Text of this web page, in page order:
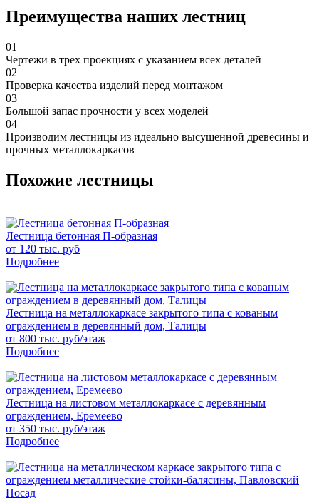
Преимущества наших лестниц
01
Чертежи в трех проекциях с указанием всех деталей
02
Проверка качества изделий перед монтажом
03
Большой запас прочности у всех моделей
04
Производим лестницы из идеально высушенной древесины и
прочных металлокаркасов
Похожие лестницы
Лестница бетонная П-образная
от 120 тыс. руб
Подробнее
Лестница на металлокаркасе закрытого типа с кованым
ограждением в деревянный дом, Талицы
от 800 тыс. руб/этаж
Подробнее
Лестница на листовом металлокаркасе с деревянным
ограждением, Еремеево
от 350 тыс. руб/этаж
Подробнее